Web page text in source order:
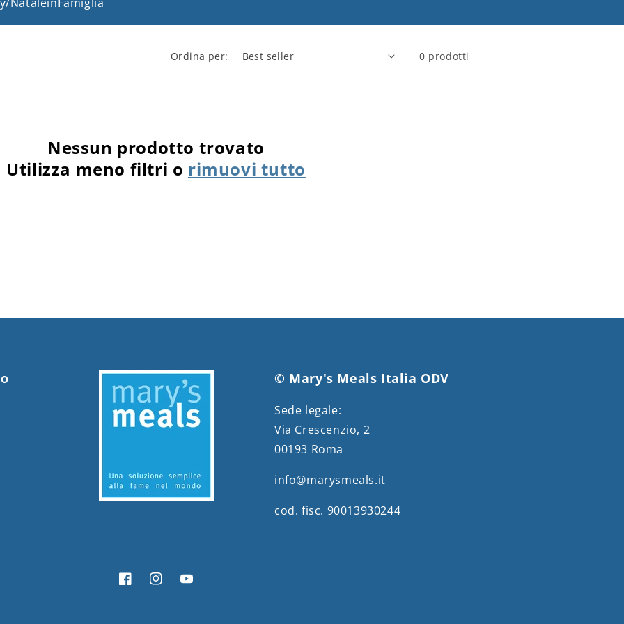
Ordina per: 0 prodotti
Nessun prodotto trovato
Utilizza meno filtri o rimuovi tutto
© Mary's Meals Italia ODV
Sede legale:
Via Crescenzio, 2
00193 Roma
info@marysmeals.it
cod. fisc. 90013930244
FacebookInstagramYouTube